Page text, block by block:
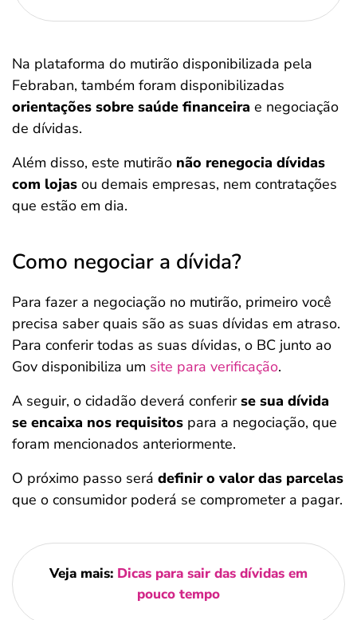
Na plataforma do mutirão disponibilizada pela
Febraban, também foram disponibilizadas
orientações sobre saúde financeira e negociação
de dívidas.
Além disso, este mutirão não renegocia dívidas
com lojas ou demais empresas, nem contratações
que estão em dia.
Como negociar a dívida?
Para fazer a negociação no mutirão, primeiro você
precisa saber quais são as suas dívidas em atraso.
Para conferir todas as suas dívidas, o BC junto ao
Gov disponibiliza um site para verificação.
A seguir, o cidadão deverá conferirse sua dívida
se encaixa nos requisitos para a negociação, que
foram mencionados anteriormente.
O próximo passo será definir o valor das parcelas
que o consumidor poderá se comprometer a pagar.
Veja mais: Dicas para sair das dívidas em
pouco tempo